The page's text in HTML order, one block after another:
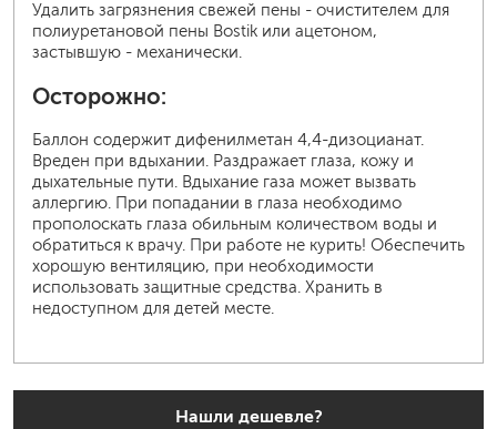
Удалить загрязнения свежей пены - очистителем для
полиуретановой пены Bostik или ацетоном,
застывшую - механически.
Осторожно:
Баллон содержит дифенилметан 4,4-дизоцианат.
Вреден при вдыхании. Раздражает глаза, кожу и
дыхательные пути. Вдыхание газа может вызвать
аллергию. При попадании в глаза необходимо
прополоскать глаза обильным количеством воды и
обратиться к врачу. При работе не курить! Обеспечить
хорошую вентиляцию, при необходимости
использовать защитные средства. Хранить в
недоступном для детей месте.
Нашли дешевле?